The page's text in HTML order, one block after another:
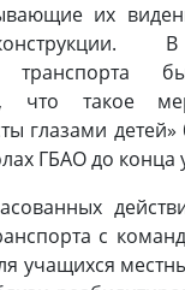
их
В
транспорта
что такое
глазами детей»
ГБАО до конца
с
учащихся